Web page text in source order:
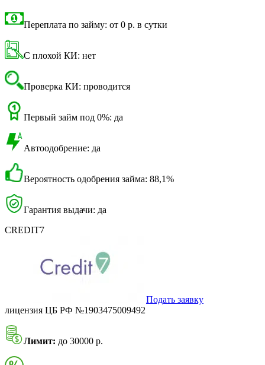
Переплата по займу: от 0 р. в сутки
С плохой КИ: нет
Проверка КИ: проводится
Первый займ под 0%: да
Автоодобрение: да
Вероятность одобрения займа: 88,1%
Гарантия выдачи: да
CREDIT7
Подать заявку
лицензия ЦБ РФ №1903475009492
Лимит: до 30000 р.